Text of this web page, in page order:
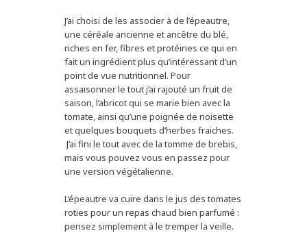
J’ai choisi de les associer à de l’épeautre,
une céréale ancienne et ancêtre du blé,
riches en fer, fibres et protéines ce qui en
fait un ingrédient plus qu’intéressant d’un
point de vue nutritionnel. Pour
assaisonner le tout j’ai rajouté un fruit de
saison, l’abricot qui se marie bien avec la
tomate, ainsi qu’une poignée de noisette
et quelques bouquets d’herbes fraiches.
J’ai fini le tout avec de la tomme de brebis,
mais vous pouvez vous en passez pour
une version végétalienne.
L’épeautre va cuire dans le jus des tomates
roties pour un repas chaud bien parfumé :
pensez simplement à le tremper la veille.